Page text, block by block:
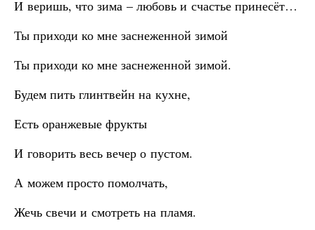
И веришь, что зима – любовь и счастье принесёт…
Ты приходи ко мне заснеженной зимой
Ты приходи ко мне заснеженной зимой.
Будем пить глинтвейн на кухне,
Есть оранжевые фрукты
И говорить весь вечер о пустом.
А можем просто помолчать,
Жечь свечи и смотреть на пламя.